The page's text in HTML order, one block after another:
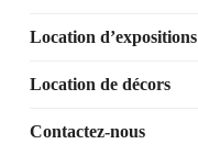
Location d’expositions
Location de décors
Contactez-nous